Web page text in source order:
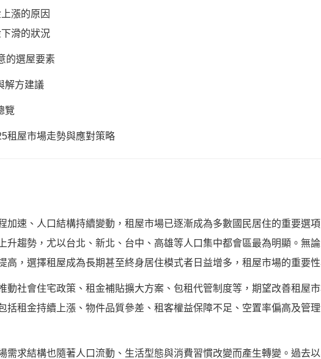
漲的原因
滑的狀況
的選屋要素
解方建議
覽
租屋市場走勢與應對策略
加速、人口結構持續變動，租屋市場已逐漸成為多數國民居住的重要選
升趨勢，尤以台北、新北、台中、高雄等人口集中都會區最為明顯。無
高，選擇租屋成為長期甚至終身居住模式者日益增多，租屋市場的重要
動社會住宅政策、租金補貼擴大方案、包租代管制度等，期望改善租屋
括租金持續上漲、物件品質參差、租客權益保障不足、空置率偏高及管
需求結構也隨著人口流動、生活型態與消費習慣改變而產生轉變。過去